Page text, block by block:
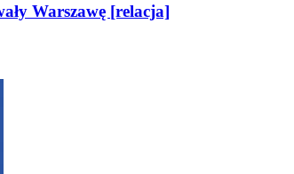
Warszawę [relacja]